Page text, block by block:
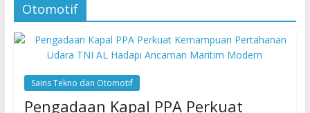
Otomotif
Sains Tekno dan Otomotif
Pengadaan Kapal PPA Perkuat